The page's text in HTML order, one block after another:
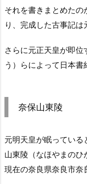
それを書きまとめた
り、完成した古事記は
さらに元正天皇が即
う）らによって日本書
奈保山東陵
元明天皇が眠ってい
山東陵（なほやまのひ
現在の奈良県奈良市奈